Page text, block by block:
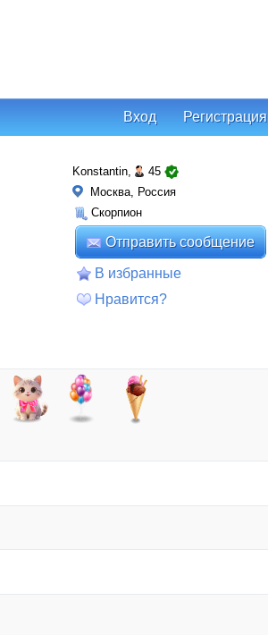
Регистрация
Вход
Konstantin,
45
Москва, Россия
Скорпион
Отправить сообщение
В избранные
Нравится?